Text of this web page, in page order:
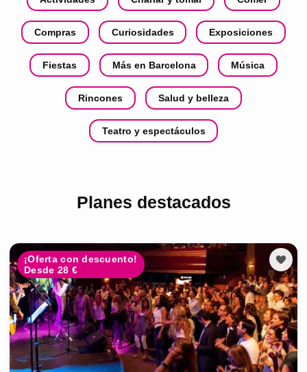
Compras Curiosidades Exposiciones
Fiestas Más en Barcelona Música
Rincones Salud y belleza
Teatro y espectáculos
Planes destacados
¡Oferta con descuento!
Desde 28 €